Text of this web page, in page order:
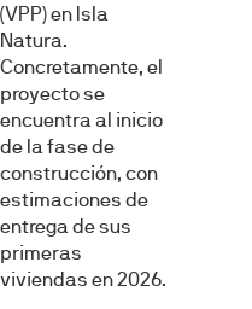
(VPP) en Isla
Natura.
Concretamente, el
proyecto se
encuentra al inicio
de la fase de
construcción, con
estimaciones de
entrega de sus
primeras
viviendas en 2026.